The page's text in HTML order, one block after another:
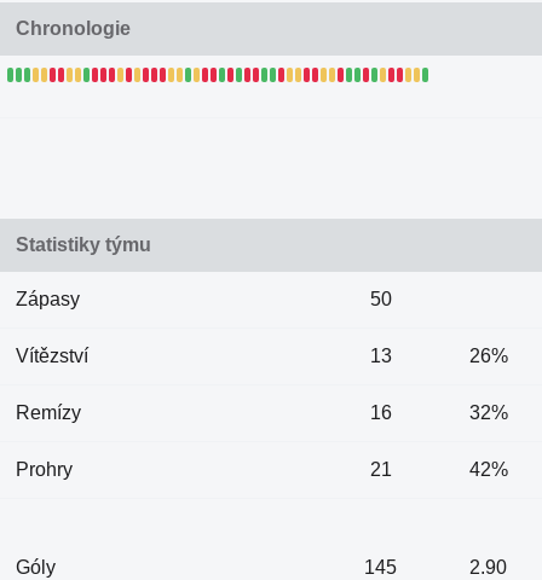
Chronologie
Statistiky týmu
Zápasy 50
Vítězství 13 26%
Remízy 16 32%
Prohry 21 42%
Góly 145 2.90